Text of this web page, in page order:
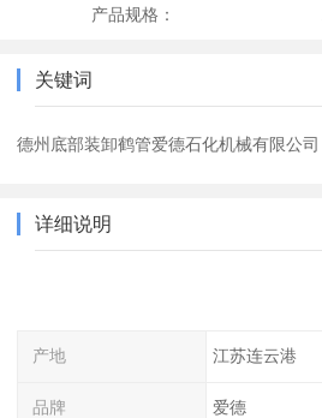
产品规格：
关键词
德州底部装卸鹤管爱德石化机械有限公司
详细说明
产地 江苏连云港
品牌 爱德